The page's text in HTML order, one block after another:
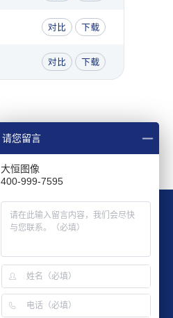
对比 下载
对比 下载
请您留言
大恒图像
400-999-7595